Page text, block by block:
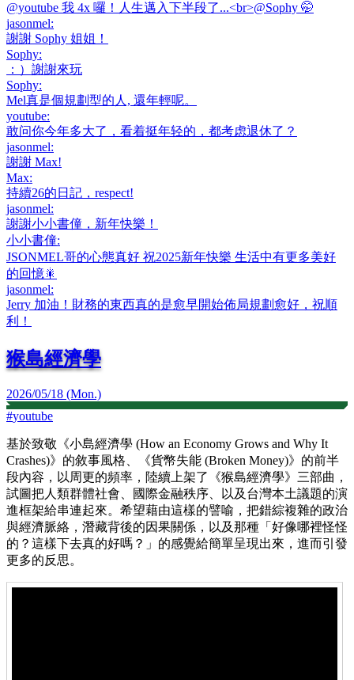
@youtube 我 4x 囉！人生邁入下半段了...<br>@Sophy 🤭
jasonmel:
謝謝 Sophy 姐姐！
Sophy:
：）謝謝來玩
Sophy:
Mel真是個規劃型的人, 還年輕呢。
youtube:
敢问你今年多大了，看着挺年轻的，都考虑退休了？
jasonmel:
謝謝 Max!
Max:
持續26的日記，respect!
jasonmel:
謝謝小小書僮，新年快樂！
小小書僮:
JSONMEL哥的心態真好 祝2025新年快樂 生活中有更多美好
的回憶🎇
jasonmel:
Jerry 加油！財務的東西真的是愈早開始佈局規劃愈好，祝順
利！
猴島經濟學
2026/05/18 (Mon.)
#youtube
基於致敬《小島經濟學 (How an Economy Grows and Why It
Crashes)》的敘事風格、《貨幣失能 (Broken Money)》的前半
段內容，以周更的頻率，陸續上架了《猴島經濟學》三部曲，
試圖把人類群體社會、國際金融秩序、以及台灣本土議題的演
進框架給串連起來。希望藉由這樣的譬喻，把錯綜複雜的政治
與經濟脈絡，潛藏背後的因果關係，以及那種「好像哪裡怪怪
的？這樣下去真的好嗎？」的感覺給簡單呈現出來，進而引發
更多的反思。